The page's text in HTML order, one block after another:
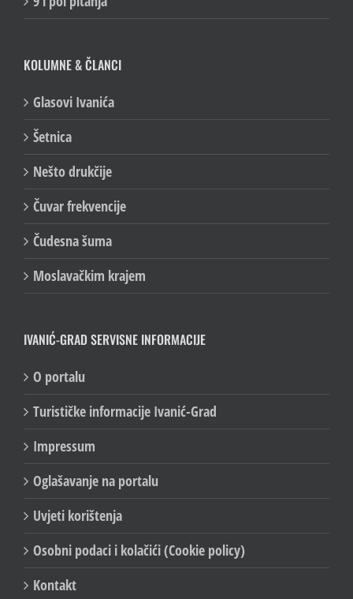
KOLUMNE & ČLANCI
Glasovi Ivanića
Šetnica
Nešto drukčije
Čuvar frekvencije
Čudesna šuma
Moslavačkim krajem
IVANIĆ-GRAD SERVISNE INFORMACIJE
O portalu
Turističke informacije Ivanić-Grad
Impressum
Oglašavanje na portalu
Uvjeti korištenja
Osobni podaci i kolačići (Cookie policy)
Kontakt